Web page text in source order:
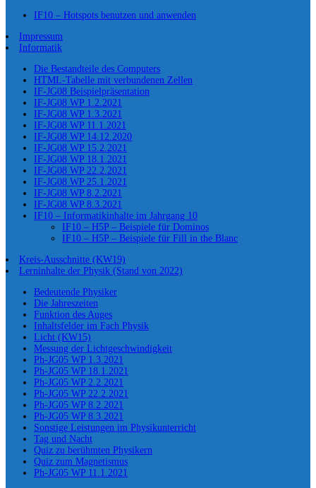
IF10 – Hotspots benutzen und anwenden
Impressum
Informatik
Die Bestandteile des Computers
HTML-Tabelle mit verbundenen Zellen
IF-JG08 Beispielpräsentation
IF-JG08 WP 1.2.2021
IF-JG08 WP 1.3.2021
IF-JG08 WP 11.1.2021
IF-JG08 WP 14.12.2020
IF-JG08 WP 15.2.2021
IF-JG08 WP 18.1.2021
IF-JG08 WP 22.2.2021
IF-JG08 WP 25.1.2021
IF-JG08 WP 8.2.2021
IF-JG08 WP 8.3.2021
IF10 – Informatikinhalte im Jahrgang 10
IF10 – H5P – Beispiele für Dominos
IF10 – H5P – Beispiele für Fill in the Blanc
Kreis-Ausschnitte (KW19)
Lerninhalte der Physik (Stand von 2022)
Bedeutende Physiker
Die Jahreszeiten
Funktion des Auges
Inhaltsfelder im Fach Physik
Licht (KW15)
Messung der Lichtgeschwindigkeit
Ph-JG05 WP 1.3.2021
Ph-JG05 WP 18.1.2021
Ph-JG05 WP 2.2.2021
Ph-JG05 WP 22.2.2021
Ph-JG05 WP 8.2.2021
Ph-JG05 WP 8.3.2021
Sonstige Leistungen im Physikunterricht
Tag und Nacht
Quiz zu berühmten Physikern
Quiz zum Magnetismus
Ph-JG05 WP 11.1.2021